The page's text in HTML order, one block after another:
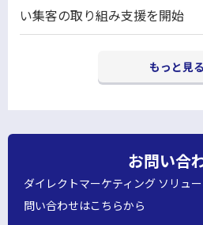
ド
ウ
い集客の取り組み支援を開始
別
開
く
もっと見る
お問い合
ダイレクトマーケティング ソリュ
問い合わせはこちらから